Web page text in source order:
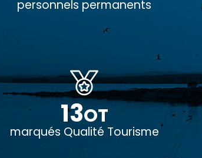
personnels permanents
13OT
marqués Qualité Tourisme